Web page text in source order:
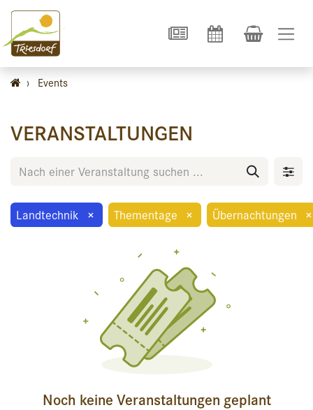
› Events
VERANSTALTUNGEN
Landtechnik × Thementage × Übernachtungen ×
Noch keine Veranstaltungen geplant